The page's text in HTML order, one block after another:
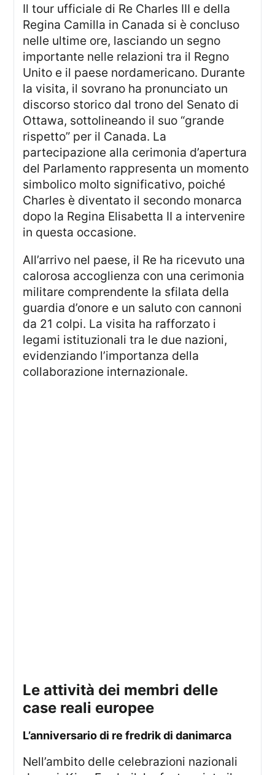
Il tour ufficiale di Re Charles III e della
Regina Camilla in Canada si è concluso
nelle ultime ore, lasciando un segno
importante nelle relazioni tra il Regno
Unito e il paese nordamericano. Durante
la visita, il sovrano ha pronunciato un
discorso storico dal trono del Senato di
Ottawa, sottolineando il suo “grande
rispetto” per il Canada. La
partecipazione alla cerimonia d’apertura
del Parlamento rappresenta un momento
simbolico molto significativo, poiché
Charles è diventato il secondo monarca
dopo la Regina Elisabetta II a intervenire
in questa occasione.
All’arrivo nel paese, il Re ha ricevuto una
calorosa accoglienza con una cerimonia
militare comprendente la sfilata della
guardia d’onore e un saluto con cannoni
da 21 colpi. La visita ha rafforzato i
legami istituzionali tra le due nazioni,
evidenziando l’importanza della
collaborazione internazionale.
le attività dei membri delle
case reali europee
l’anniversario di re fredrik di danimarca
Nell’ambito delle celebrazioni nazionali